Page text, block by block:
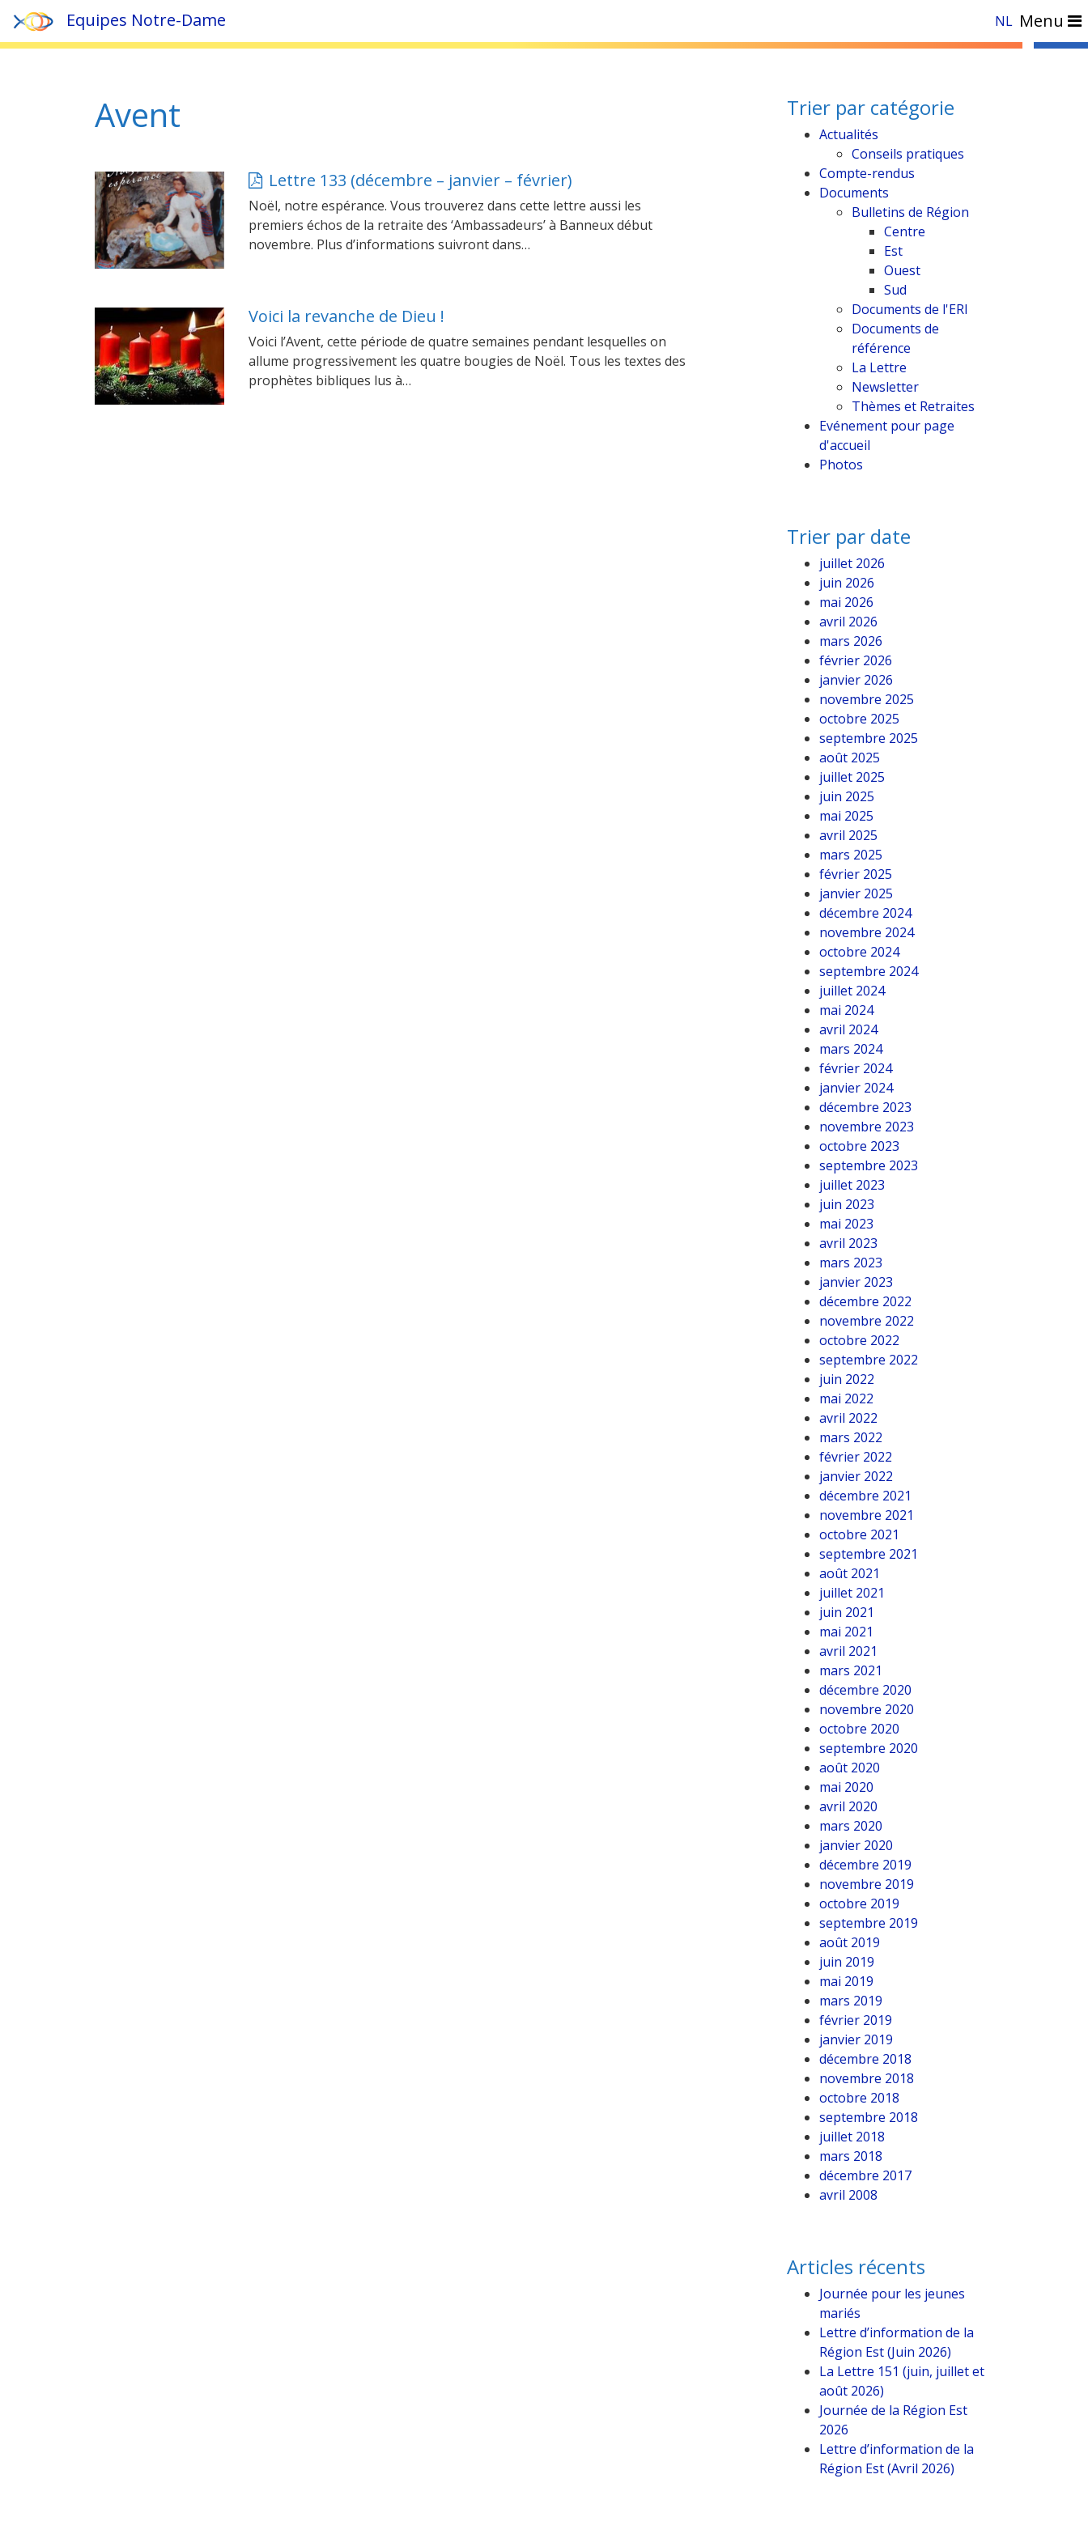
Equipes Notre-Dame NL Menu
Avent
Lettre 133 (décembre – janvier – février)
Noël, notre espérance. Vous trouverez dans cette lettre aussi les
premiers échos de la retraite des ‘Ambassadeurs’ à Banneux début
novembre. Plus d’informations suivront dans…
Voici la revanche de Dieu !
Voici l’Avent, cette période de quatre semaines pendant lesquelles on
allume progressivement les quatre bougies de Noël. Tous les textes des
prophètes bibliques lus à…
Trier par catégorie
Actualités
Conseils pratiques
Compte-rendus
Documents
Bulletins de Région
Centre
Est
Ouest
Sud
Documents de l'ERI
Documents de
référence
La Lettre
Newsletter
Thèmes et Retraites
Evénement pour page
d'accueil
Photos
Trier par date
juillet 2026
juin 2026
mai 2026
avril 2026
mars 2026
février 2026
janvier 2026
novembre 2025
octobre 2025
septembre 2025
août 2025
juillet 2025
juin 2025
mai 2025
avril 2025
mars 2025
février 2025
janvier 2025
décembre 2024
novembre 2024
octobre 2024
septembre 2024
juillet 2024
mai 2024
avril 2024
mars 2024
février 2024
janvier 2024
décembre 2023
novembre 2023
octobre 2023
septembre 2023
juillet 2023
juin 2023
mai 2023
avril 2023
mars 2023
janvier 2023
décembre 2022
novembre 2022
octobre 2022
septembre 2022
juin 2022
mai 2022
avril 2022
mars 2022
février 2022
janvier 2022
décembre 2021
novembre 2021
octobre 2021
septembre 2021
août 2021
juillet 2021
juin 2021
mai 2021
avril 2021
mars 2021
décembre 2020
novembre 2020
octobre 2020
septembre 2020
août 2020
mai 2020
avril 2020
mars 2020
janvier 2020
décembre 2019
novembre 2019
octobre 2019
septembre 2019
août 2019
juin 2019
mai 2019
mars 2019
février 2019
janvier 2019
décembre 2018
novembre 2018
octobre 2018
septembre 2018
juillet 2018
mars 2018
décembre 2017
avril 2008
Articles récents
Journée pour les jeunes
mariés
Lettre d’information de la
Région Est (Juin 2026)
La Lettre 151 (juin, juillet et
août 2026)
Journée de la Région Est
2026
Lettre d’information de la
Région Est (Avril 2026)